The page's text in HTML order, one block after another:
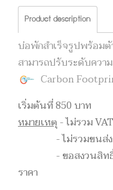
Product description
บ่อพักสำเร็จรูปพร้อม
สามารถปรับระดับควา
Carbon
เริ่มต้นที่ 850 บาท
หมายเหตุ- ไม่รวม VAT
- ไม่รวมขนส่ง
- ขอสงวนสิทธิ์ใน
ราคา